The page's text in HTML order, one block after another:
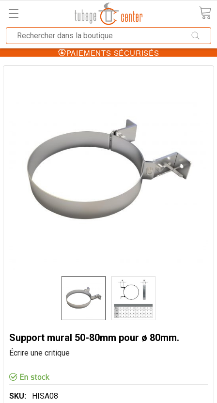
PAIEMENTS SÉCURISÉS
Support mural 50-80mm pour ø 80mm.
Écrire une critique
SKU: HISA08